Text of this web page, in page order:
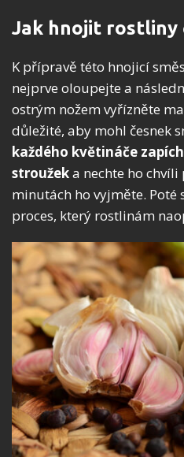
Jak hnojit rostliny
K přípravě této hnojicí
nejprve oloupejte a
ostrým nožem vyřízněte
důležité, aby mohl česnek
každého květináče
stroužeka nechte ho chvíli
minutách ho vyjměte. Poté
proces, který rostlinám